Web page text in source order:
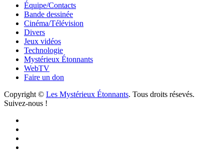
Équipe/Contacts
Bande dessinée
Cinéma/Télévision
Divers
Jeux vidéos
Technologie
Mystérieux Étonnants
WebTV
Faire un don
Copyright © Les Mystérieux Étonnants. Tous droits résevés.
Suivez-nous !